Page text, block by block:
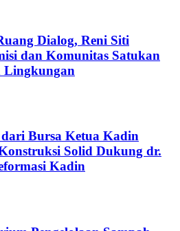
Dialog, Reni Siti
dan Komunitas Satukan
Lingkungan
Bursa Ketua Kadin
Solid Dukung dr.
Kadin